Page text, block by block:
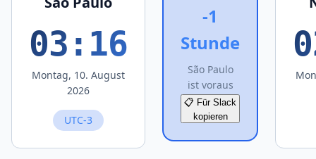
03:16
Montag, 10. August
2026
UTC-3
-1
Stunde
São Paulo
ist voraus
📋 Für Slack
kopieren